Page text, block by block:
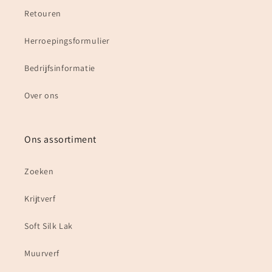
Retouren
Herroepingsformulier
Bedrijfsinformatie
Over ons
Ons assortiment
Zoeken
Krijtverf
Soft Silk Lak
Muurverf